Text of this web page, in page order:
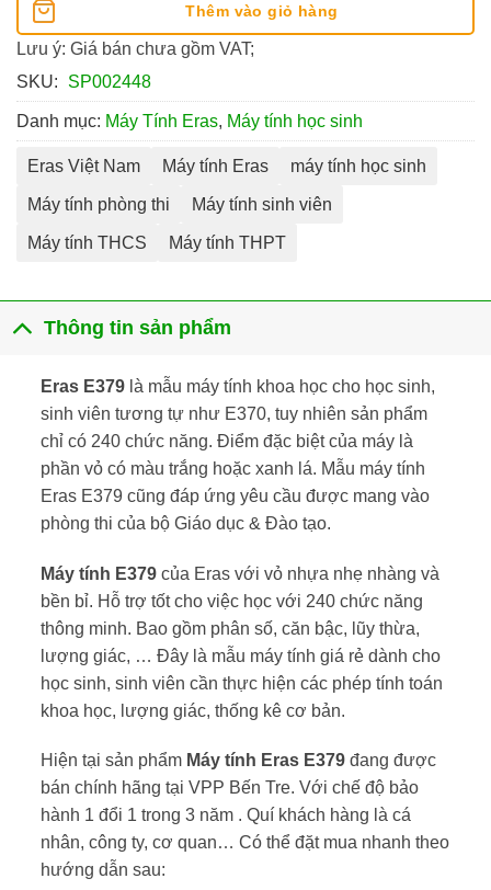
Thêm vào giỏ hàng
Lưu ý: Giá bán chưa gồm VAT;
SKU:
SP002448
Danh mục: Máy Tính Eras, Máy tính học sinh
Eras Việt Nam Máy tính Eras máy tính học sinh
Máy tính phòng thi Máy tính sinh viên
Máy tính THCS Máy tính THPT
Thông tin sản phẩm
Eras E379là mẫu máy tính khoa học cho học sinh,
sinh viên tương tự như E370, tuy nhiên sản phẩm
chỉ có 240 chức năng. Điểm đặc biệt của máy là
phần vỏ có màu trắng hoặc xanh lá. Mẫu máy tính
Eras E379 cũng đáp ứng yêu cầu được mang vào
phòng thi của bộ Giáo dục & Đào tạo.
Máy tính E379 của Eras với vỏ nhựa nhẹ nhàng và
bền bỉ. Hỗ trợ tốt cho việc học với 240 chức năng
thông minh. Bao gồm phân số, căn bậc, lũy thừa,
lượng giác, … Đây là mẫu máy tính giá rẻ dành cho
học sinh, sinh viên cần thực hiện các phép tính toán
khoa học, lượng giác, thống kê cơ bản.
Hiện tại sản phẩm Máy tính Eras E379đang được
bán chính hãng tại VPP Bến Tre. Với chế độ bảo
hành 1 đổi 1 trong 3 năm . Quí khách hàng là cá
nhân, công ty, cơ quan… Có thể đặt mua nhanh theo
hướng dẫn sau: